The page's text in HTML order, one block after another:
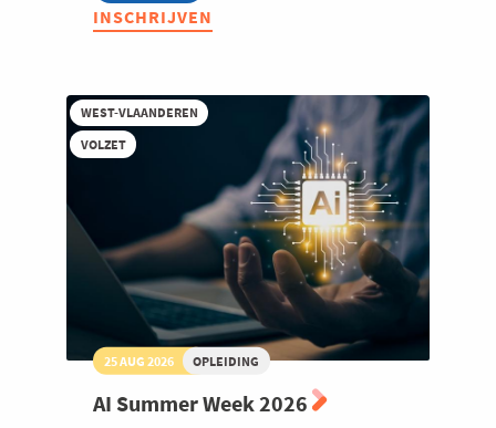
Summer
Masterclass:
LinkedIn
INSCHRIJVEN
WEST-VLAANDEREN
VOLZET
25 AUG 2026 OPLEIDING
AI Summer Week 2026